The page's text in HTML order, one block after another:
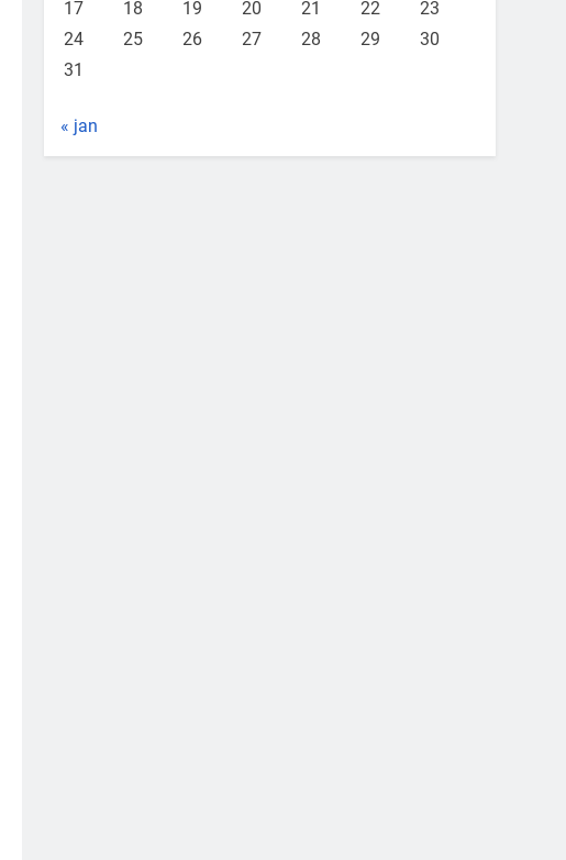
17
18 19 20 21 22
23
24
25 26 27 28 29
30
31
« jan